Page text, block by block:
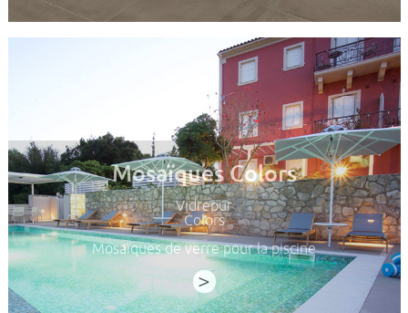
Mosaïques Colors
Vidrepur
Colors
Mosaïques de verre pour la piscine
>